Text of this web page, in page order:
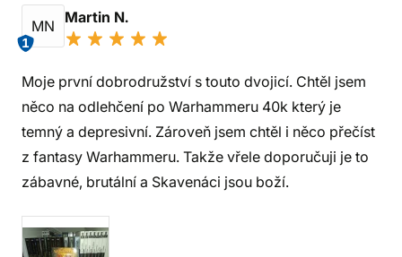
MN
1
Martin N.
Moje první dobrodružství s touto dvojicí. Chtěl jsem
něco na odlehčení po Warhammeru 40k který je
temný a depresivní. Zároveň jsem chtěl i něco přečíst
z fantasy Warhammeru. Takže vřele doporučuji je to
zábavné, brutální a Skavenáci jsou boží.